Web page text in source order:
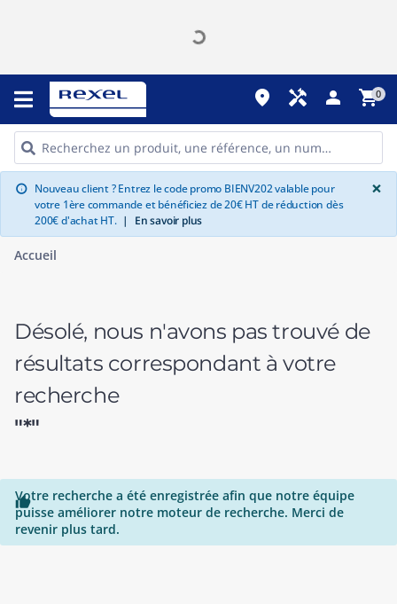
place handyman person shopping_cart0
info Nouveau client ? Entrez le code promo BIENV202 valable pour
votre 1ère commande et bénéficiez de 20€ HT de réduction dès
200€ d'achat HT. | En savoir plus
×
Accueil
Désolé, nous n'avons pas trouvé de
résultats correspondant à votre
recherche
"*"

Votre recherche a été enregistrée afin que notre équipe
puisse améliorer notre moteur de recherche. Merci de
revenir plus tard.